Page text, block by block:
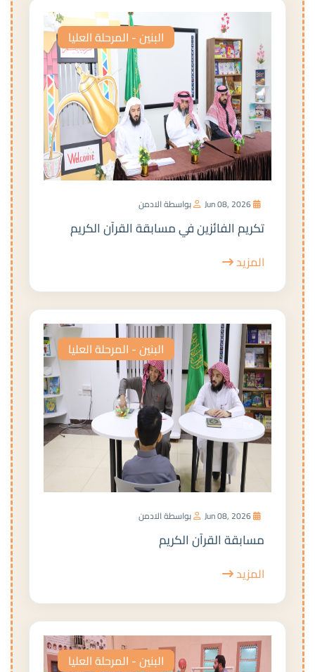
البنين - المرحلة العليا
بواسطة الادمن
تكريم الفائزين في مسابقة القرآن الكريم
المزيد
البنين - المرحلة العليا
بواسطة الادمن
مسابقة القرآن الكريم
المزيد
البنين - المرحلة العليا